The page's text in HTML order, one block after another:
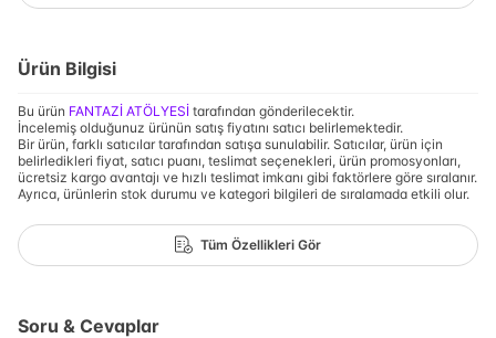
Ürün Bilgisi
Bu ürün FANTAZİ ATÖLYESİ tarafından gönderilecektir.
İncelemiş olduğunuz ürünün satış fiyatını satıcı belirlemektedir.
Bir ürün, farklı satıcılar tarafından satışa sunulabilir. Satıcılar, ürün için
belirledikleri fiyat, satıcı puanı, teslimat seçenekleri, ürün promosyonları,
ücretsiz kargo avantajı ve hızlı teslimat imkanı gibi faktörlere göre sıralanır.
Ayrıca, ürünlerin stok durumu ve kategori bilgileri de sıralamada etkili olur.
Tüm Özellikleri Gör
Soru & Cevaplar